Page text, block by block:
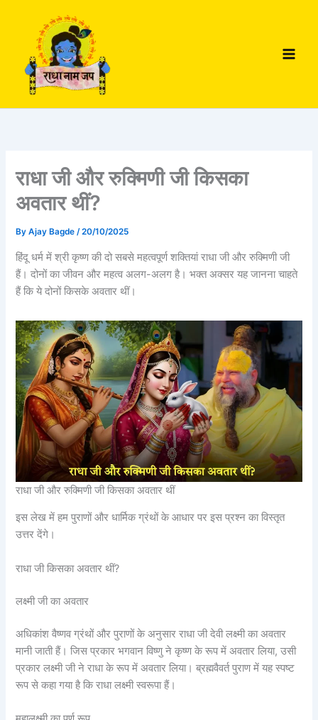
content
राधा जी और रुक्मिणी जी किसका
अवतार थीं?
ByAjay Bagde/20/10/2025
हिंदू धर्म में श्री कृष्ण की दो सबसे महत्वपूर्ण शक्तियां राधा जी और रुक्मिणी जी
हैं। दोनों का जीवन और महत्व अलग-अलग है। भक्त अक्सर यह जानना चाहते
हैं कि ये दोनों किसके अवतार थीं।
राधा जी और रुक्मिणी जी किसका अवतार थीं
इस लेख में हम पुराणों और धार्मिक ग्रंथों के आधार पर इस प्रश्न का विस्तृत
उत्तर देंगे।
राधा जी किसका अवतार थीं?
लक्ष्मी जी का अवतार
अधिकांश वैष्णव ग्रंथों और पुराणों के अनुसार राधा जी देवी लक्ष्मी का अवतार
मानी जाती हैं। जिस प्रकार भगवान विष्णु ने कृष्ण के रूप में अवतार लिया, उसी
प्रकार लक्ष्मी जी ने राधा के रूप में अवतार लिया। ब्रह्मवैवर्त पुराण में यह स्पष्ट
रूप से कहा गया है कि राधा लक्ष्मी स्वरूपा हैं।